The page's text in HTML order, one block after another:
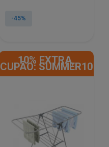
original
atual
-45%
10% EXTRA,
CUPÃO: SUMMER10